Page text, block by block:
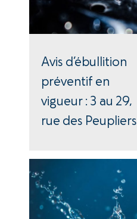
Avis d’ébullition
préventif en
vigueur : 3 au 29,
rue des Peupliers